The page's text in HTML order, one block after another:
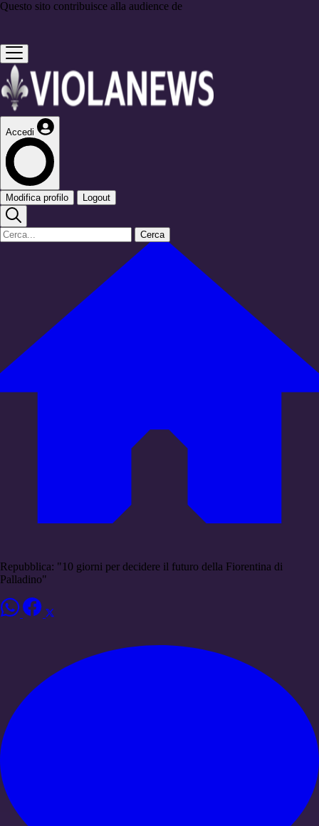
Questo sito contribuisce alla audience de
Accedi
Modifica profilo Logout
Cerca
Repubblica: "10 giorni per decidere il futuro della Fiorentina di
Palladino"